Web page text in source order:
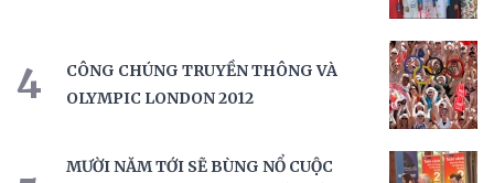
4
CÔNG CHÚNG TRUYỀN THÔNG VÀ
OLYMPIC LONDON 2012
MƯỜI NĂM TỚI SẼ BÙNG NỔ CUỘC